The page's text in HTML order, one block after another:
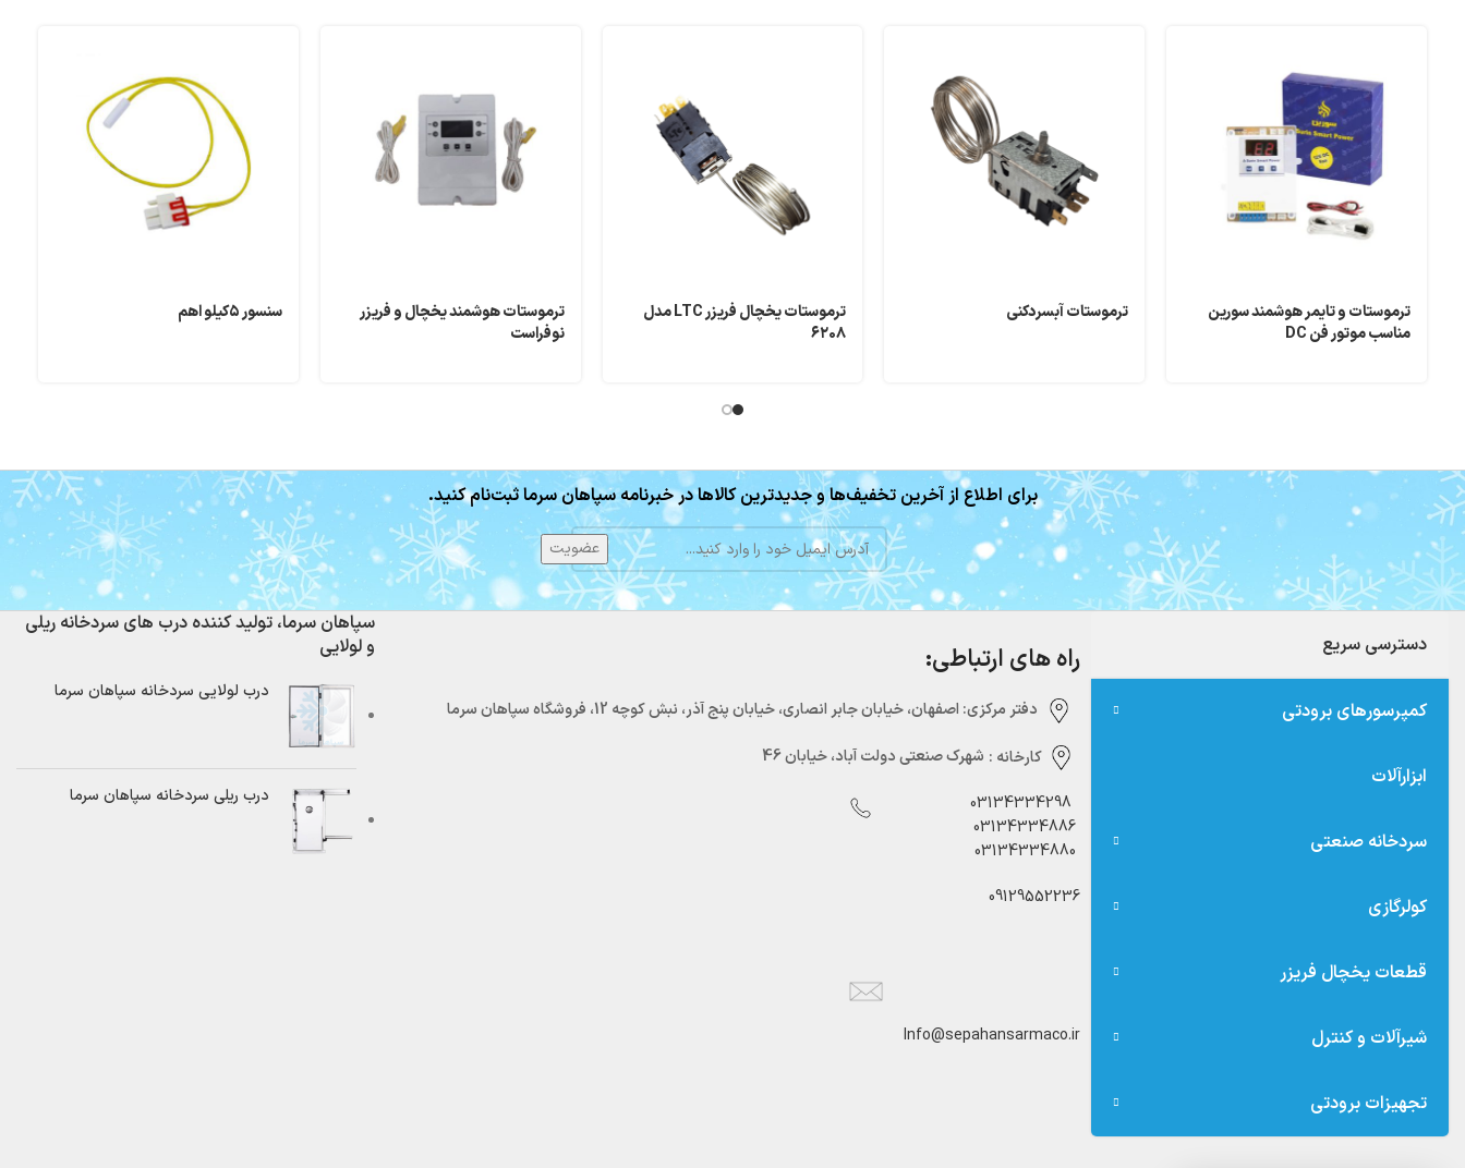
ترموستات و تایمر هوشمند سورین
مناسب موتور فن DC
ترموستات آبسردکنی
ترموستات یخچال فریزر LTC مدل
۶۲۰۸
ترموستات هوشمند یخچال و فریزر
نوفراست
سنسور ۵کیلو اهم
برای اطلاع از آخرین تخفیف‌ها و جدیدترین کالاها در خبرنامه سپاهان سرما ثبت‌نام کنید.
دسترسی سریع
کمپرسورهای برودتی
ابزارآلات
سردخانه صنعتی
کولرگازی
قطعات یخچال فریزر
شیرآلات و کنترل
تجهیزات برودتی
راه های ارتباطی:
دفتر مرکزی:‌ اصفهان، خیابان جابر انصاری، خیابان پنج آذر، نبش کوچه 12، فروشگاه سپاهان سرما
کارخانه : شهرک صنعتی دولت آباد، خیابان 46
03134334298
03134334886
03134334880
09129552236
Info@sepahansarmaco.ir
سپاهان سرما، تولید کننده درب های سردخانه ریلی
و لولایی
درب لولایی سردخانه سپاهان سرما
درب ریلی سردخانه سپاهان سرما